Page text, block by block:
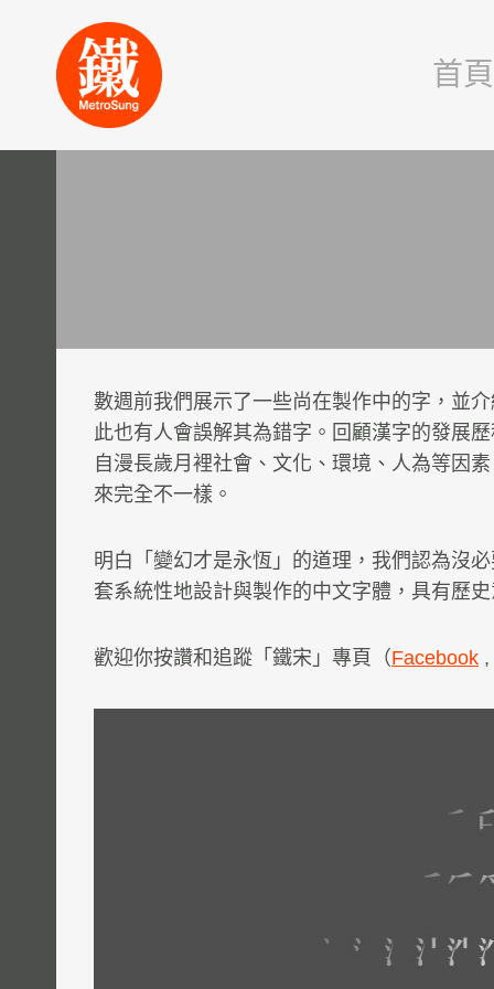
content
首頁
數週前我們展示了一些尚在製作中的字，並
此也有人會誤解其為錯字。回顧漢字的發展
自漫長歲月裡社會、文化、環境、人為等因
來完全不一樣。
明白「變幻才是永恆」的道理，我們認為沒
套系統性地設計與製作的中文字體，具有歷
歡迎你按讚和追蹤「鐵宋」專頁（Facebook ,